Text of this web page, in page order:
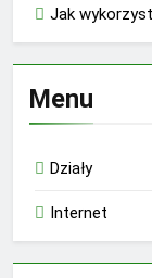
Jak
Menu
Działy
Internet